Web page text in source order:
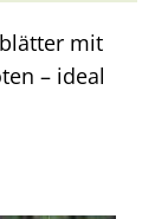
mit
– ideal